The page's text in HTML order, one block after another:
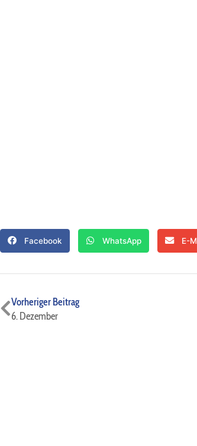
Facebook WhatsApp E-
Zurück
Vorheriger Beitrag
6. Dezember